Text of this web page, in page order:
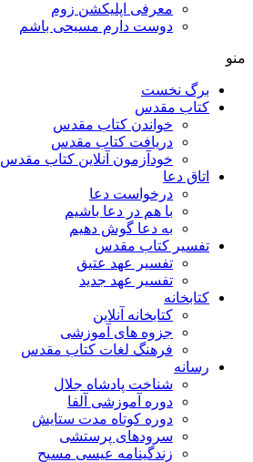
معرفی اپلیکشن زوم
دوست دارم مسیحی باشم
منو
برگ نخست
کتاب مقدس
خواندن کتاب مقدس
دریافت کتاب مقدس
خودآزمون آنلاین کتاب مقدس
اتاق دعا
درخواست دعا
با هم در دعا باشیم
به دعا گوش دهیم
تفسیر کتاب مقدس
تفسیر عهد عتیق
تفسیر عهد جدید
کتابخانه
کتابخانه آنلاین
جزوه های آموزشی
فرهنگ لغات کتاب مقدس
رسانه
شناخت پادشاه جلال
دوره آموزشی آلفا
دوره کوتاه مدت ستایش
سرودهای پرستشی
زندگینامه عیسی مسیح